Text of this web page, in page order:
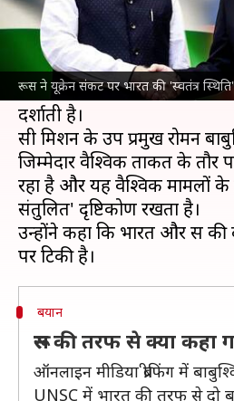
रूस ने यूक्रेन संकट पर भारत की 'स्वतंत्र
क्या है खबर?
ने यूक्रेन संकट पर भारत की
करते हुए कहा कि संयुक्त राष्ट्र
भारतकी टिप्पणी दोनों देशों की
दर्शाती है।
रूसी मिशन के उप प्रमुख रोमन
जिम्मेदार वैश्विक ताकत के तौर
रहा है और यह वैश्विक मामलों के
संतुलित' दृष्टिकोण रखता है।
उन्होंने कहा कि भारत और रूस की
बयान
रूस की तरफ से क्या कहा
ऑनलाइन मीडिया ब्रीफिंग में
UNSC में भारत की तरफ से दो